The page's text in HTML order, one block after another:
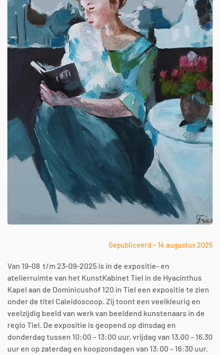
Gepubliceerd – 14 augustus 2025
Van 19-08 t/m 23-09-2025 is in de expositie- en
atelierruimte van het KunstKabinet Tiel in de Hyacinthus
Kapel aan de Dominicushof 120 in Tiel een expositie te zien
onder de titel Caleidoscoop. Zij toont een veelkleurig en
veelzijdig beeld van werk van beeldend kunstenaars in de
regio Tiel. De expositie is geopend op dinsdag en
donderdag tussen 10:00 – 13:00 uur, vrijdag van 13.00 – 16.30
uur en op zaterdag en koopzondagen van 13:00 – 16:30 uur.